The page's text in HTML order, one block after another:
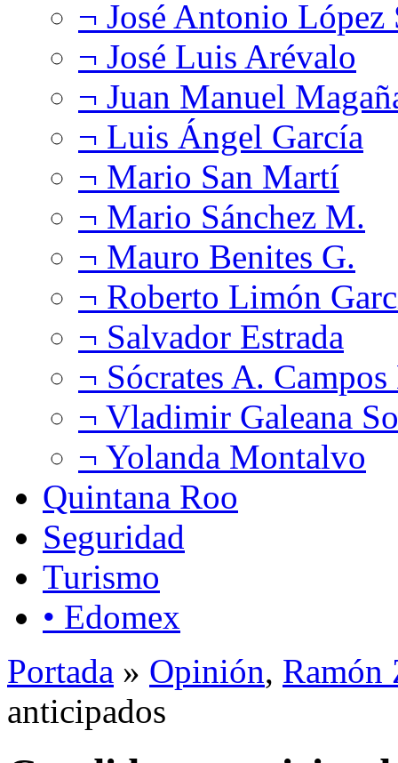
¬ José Antonio López
¬ José Luis Arévalo
¬ Juan Manuel
¬ Luis Ángel García
¬ Mario San Martí
¬ Mario Sánchez M.
¬ Mauro Benites G.
¬ Roberto Limón
¬ Salvador Estrada
¬ Sócrates A.
¬ Vladimir Galeana
¬ Yolanda Montalvo
Quintana Roo
Seguridad
Turismo
• Edomex
Portada » Opinión, Ramón
anticipados